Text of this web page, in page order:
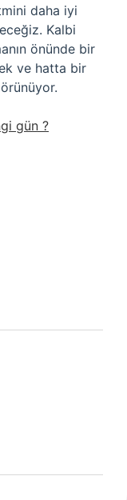
daha iyi
Kalbi
önünde bir
ve hatta bir
gün ?